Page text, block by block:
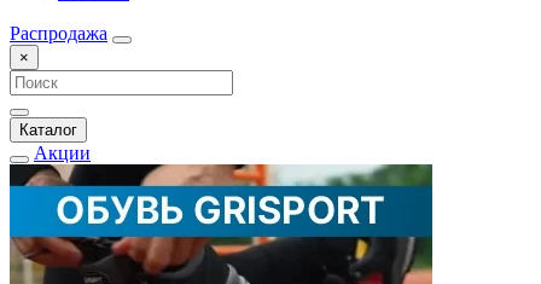
Распродажа
×
Каталог
Акции